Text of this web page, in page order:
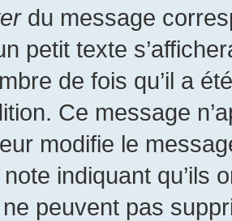
du message
petit texte
de fois qu’il a
Ce message
modifie le
indiquant qu’ils
peuvent pas